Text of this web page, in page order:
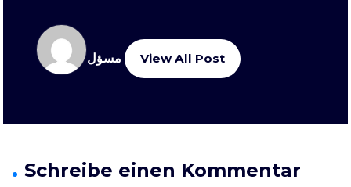
مسؤل View All Post
Schreibe einen Kommentar